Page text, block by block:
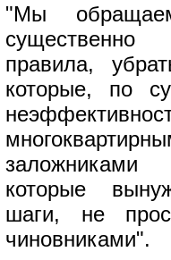
"Мы
правила,
которые, по
которые
шаги, не
чиновниками".